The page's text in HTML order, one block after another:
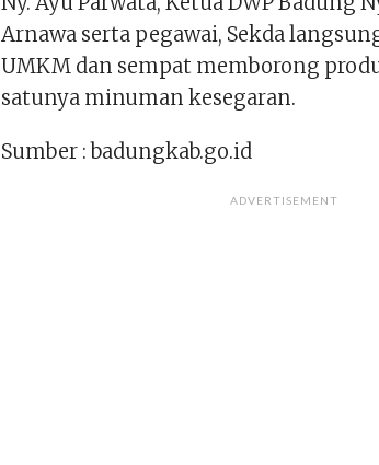
Arnawa serta pegawai, Sekda
UMKM dan sempat memborong
satunya minuman kesegaran.
Sumber : badungkab.go.id
ADVERTISEMENT